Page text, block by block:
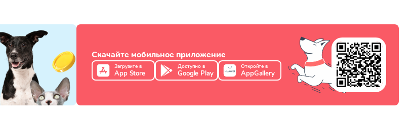
Скачайте мобильное приложение
Загрузите в
App Store
Доступно в
Google Play
Откройте в
AppGallery